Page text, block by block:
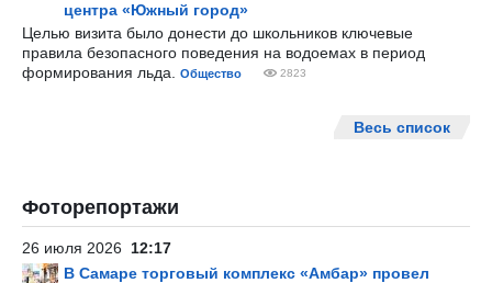
центра «Южный город»
Целью визита было донести до школьников ключевые
правила безопасного поведения на водоемах в период
формирования льда.
Общество 2823
Весь список
Фоторепортажи
26 июля 2026 12:17
В Самаре торговый комплекс «Амбар» провел